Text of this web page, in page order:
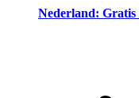
Nederland: